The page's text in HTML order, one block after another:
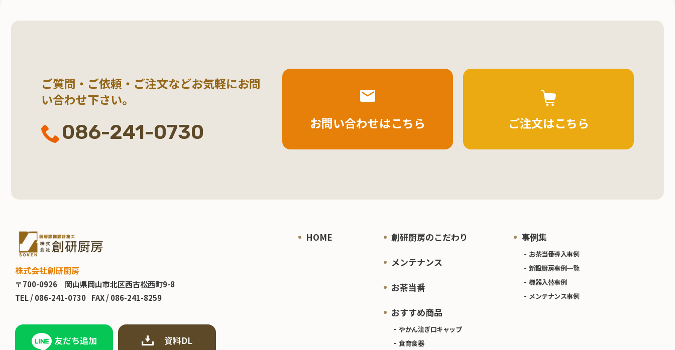
ご質問・ご依頼・ご注文などお気軽にお問
い合わせ下さい。
086-241-0730 お問い合わせはこちら ご注文はこちら
HOME
創研厨房のこだわり
メンテナンス
お茶当番
おすすめ商品
やかん注ぎ口キャップ
食育食器
事例集
お茶当番導入事例
新設厨房事例一覧
機器入替事例
メンテナンス事例
株式会社創研厨房
〒700-0926 岡山県岡山市北区西古松西町9-8
TEL /086-241-0730 FAX / 086-241-8259
友だち追加 資料DL